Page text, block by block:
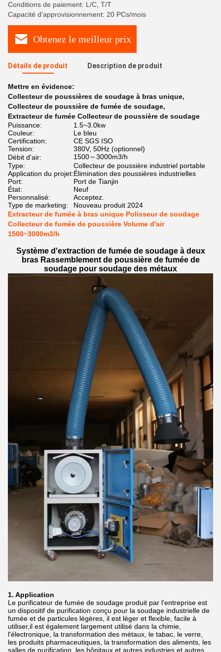
Conditions de paiement: L/C, T/T
Capacité d'approvisionnement: 20 PCs/mois
Obtenez le meilleur prix
Détails de produit Description de produit
Mettre en évidence:
Collecteur de poussières de soudage à bras unique,
Collecteur de poussière de fumée de soudage,
Extracteur de fumée Collecteur de poussière de soudage
Puissance:
1.5~3.0kw
Couleur:
Le bleu
Certification:
CE SGS ISO
Tension:
380V, 50Hz (optionnel)
Débit d'air:
1500～3000m3/h
Type:
Collecteur de poussière industriel portable
Application du projet:Élimination des poussières industrielles
Port:
Port de Tianjin
État:
Neuf
Personnalisé:
Acceptez.
Type de marketing:
Nouveau produit 2024
Extracteur de fumée à bras unique Polisseur de soudage
Collecteur de fumée de poussière Volume d'air
1500~3000m3/h
Système d'extraction de fumée de soudage à deux
bras Rassemblement de poussière de fumée de
soudage pour soudage des métaux
1. Application
Le purificateur de fumée de soudage produit par l'entreprise est
un dispositif de purification conçu pour la soudage industrielle de
fumée et de particules légères, il est léger et flexible, facile à
utiliser,il est également largement utilisé dans la chimie,
l'électronique, la transformation des métaux, le tabac, le verre,
les produits pharmaceutiques, la transformation des aliments, les
salles de purification, les hôpitaux et autres industries et autres